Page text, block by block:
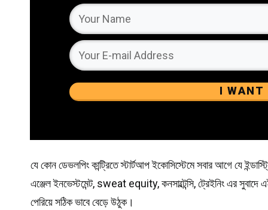
I WANT
যে কোন ডেভলপিং কান্ট্রিতে স্টার্টআপ ইকোসিস্টেমে সবার আগে যে
এঞ্জেল ইনভেস্টমেন্ট, sweat equity, কনসাল্টেন্সি, ট্রেইনিং এর সুবাদে
পেরিয়ে সঠিক ভাবে বেড়ে উঠুক।